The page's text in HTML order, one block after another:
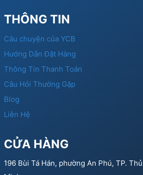
THÔNG TIN
Câu chuyện của YCB
Hướng Dẫn Đặt Hàng
Thông Tin Thanh Toán
Câu Hỏi Thường Gặp
Blog
Liên Hệ
CỬA HÀNG
196 Bùi Tá Hán, phường An Phú, TP.